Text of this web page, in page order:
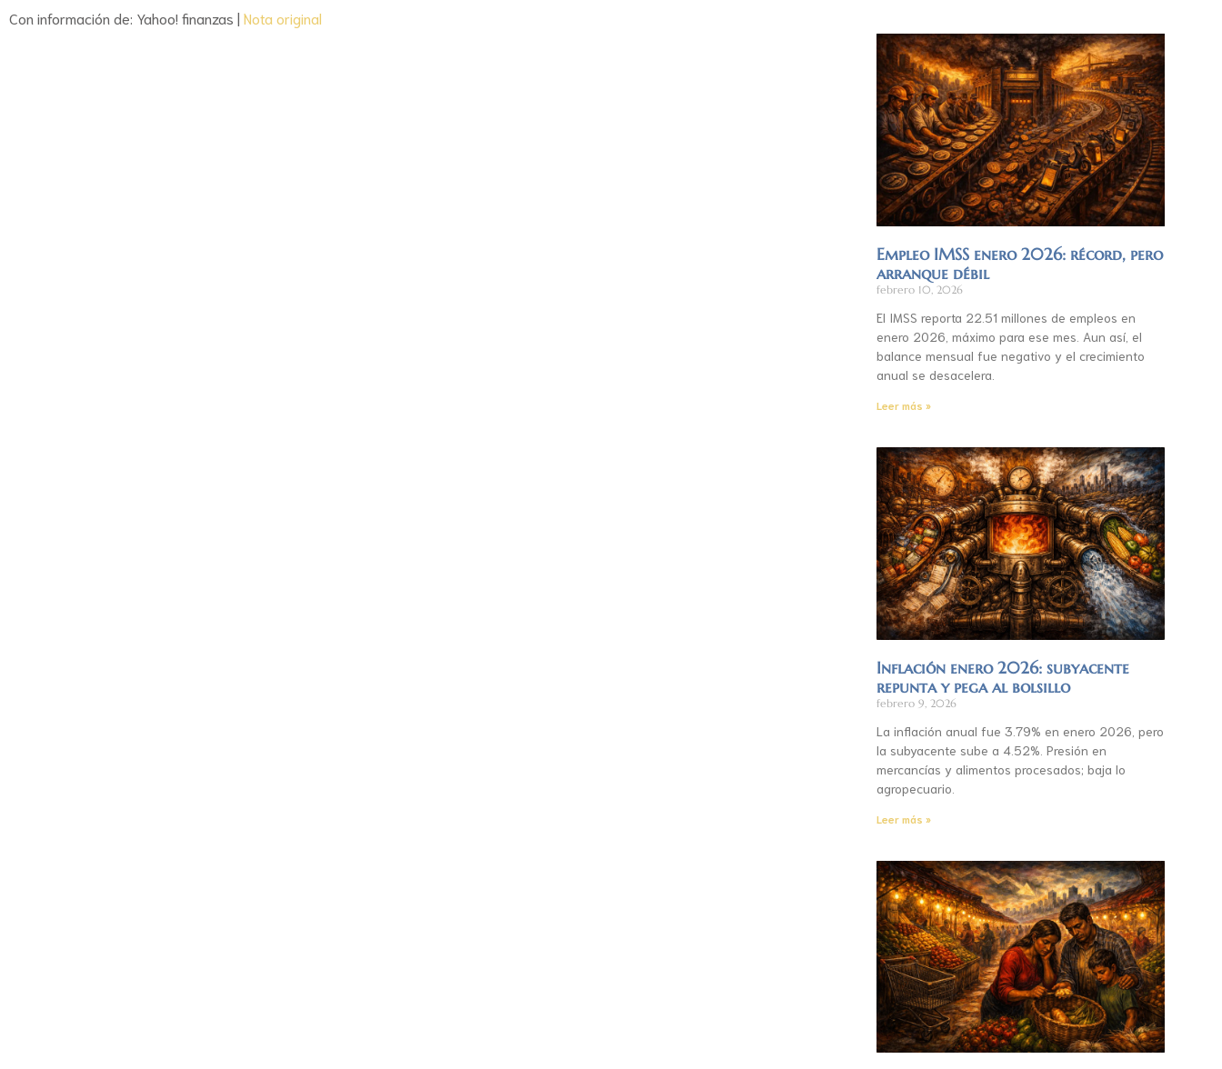
Con información de: Yahoo! finanzas | Nota original
Empleo IMSS enero 2026: récord, pero
arranque débil
febrero 10, 2026
El IMSS reporta 22.51 millones de empleos en
enero 2026, máximo para ese mes. Aun así, el
balance mensual fue negativo y el crecimiento
anual se desacelera.
Leer más »
Inflación enero 2026: subyacente
repunta y pega al bolsillo
febrero 9, 2026
La inflación anual fue 3.79% en enero 2026, pero
la subyacente sube a 4.52%. Presión en
mercancías y alimentos procesados; baja lo
agropecuario.
Leer más »